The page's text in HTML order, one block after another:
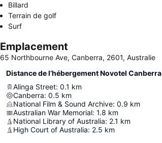
Billard
Terrain de golf
Surf
Emplacement
65 Northbourne Ave, Canberra, 2601, Australie
Distance de l’hébergement Novotel Canberra
Alinga Street: 0.1 km
Canberra: 0.5 km
National Film & Sound Archive: 0.9 km
Australian War Memorial: 1.8 km
National Library of Australia: 2.1 km
High Court of Australia: 2.5 km